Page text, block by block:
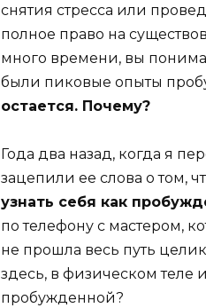
снятия стресса или
полное право на
много времени, вы
были пиковые опыты
остается. Почему?
Года два назад, когда я
зацепили ее слова о том,
узнать себя как
по телефону с мастером,
не прошла весь путь
здесь, в физическом теле
пробужденной?